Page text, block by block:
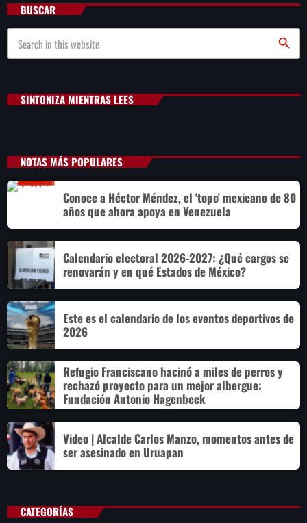
BUSCAR
search
SINTONIZA MIENTRAS LEES
NOTAS MÁS POPULARES
Conoce a Héctor Méndez, el 'topo' mexicano de 80
años que ahora apoya en Venezuela
Calendario electoral 2026-2027: ¿Qué cargos se
renovarán y en qué Estados de México?
Este es el calendario de los eventos deportivos de
2026
Refugio Franciscano hacinó a miles de perros y
rechazó proyecto para un mejor albergue:
Fundación Antonio Hagenbeck
Video | Alcalde Carlos Manzo, momentos antes de
ser asesinado en Uruapan
CATEGORÍAS